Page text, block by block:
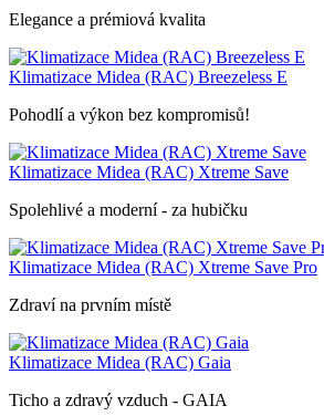
Elegance a prémiová kvalita
Klimatizace Midea (RAC) Breezeless E
Pohodlí a výkon bez kompromisů!
Klimatizace Midea (RAC) Xtreme Save
Spolehlivé a moderní - za hubičku
Klimatizace Midea (RAC) Xtreme Save Pro
Zdraví na prvním místě
Klimatizace Midea (RAC) Gaia
Ticho a zdravý vzduch - GAIA